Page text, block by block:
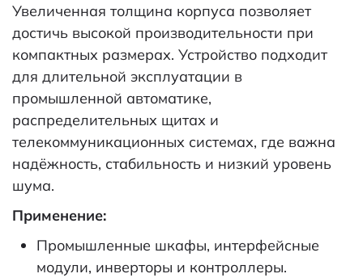
Увеличенная толщина корпуса позволяет
достичь высокой производительности при
компактных размерах. Устройство подходит
для длительной эксплуатации в
промышленной автоматике,
распределительных щитах и
телекоммуникационных системах, где важна
надёжность, стабильность и низкий уровень
шума.
Применение:
Промышленные шкафы, интерфейсные
модули, инверторы и контроллеры.